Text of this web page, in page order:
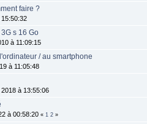
faire ?
15:50:32
s 16 Go
à 11:09:15
/ au smartphone
à 11:05:48
à 13:55:06
à 00:58:20 « 1 2 »